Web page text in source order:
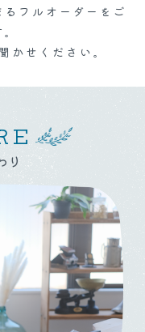
フルオーダーをご
かせください。